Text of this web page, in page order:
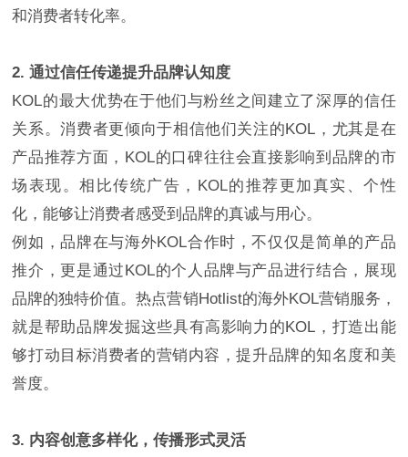
和消费者转化率。
2. 通过信任传递提升品牌认知度
KOL的最大优势在于他们与粉丝之间建立了深厚的信任
关系。消费者更倾向于相信他们关注的KOL，尤其是在
产品推荐方面，KOL的口碑往往会直接影响到品牌的市
场表现。相比传统广告，KOL的推荐更加真实、个性
化，能够让消费者感受到品牌的真诚与用心。
例如，品牌在与海外KOL合作时，不仅仅是简单的产品
推介，更是通过KOL的个人品牌与产品进行结合，展现
品牌的独特价值。热点营销Hotlist的海外KOL营销服务，
就是帮助品牌发掘这些具有高影响力的KOL，打造出能
够打动目标消费者的营销内容，提升品牌的知名度和美
誉度。
3. 内容创意多样化，传播形式灵活